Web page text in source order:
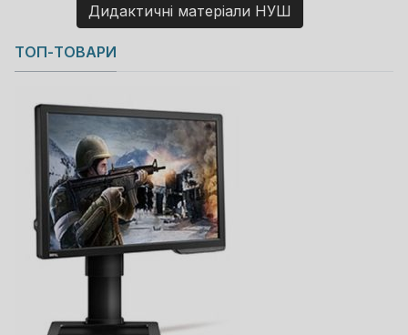
Дидактичні матеріали НУШ
Copyright MAXXmarketing GmbH
JoomShopping Download & Support
ТОП-ТОВАРИ